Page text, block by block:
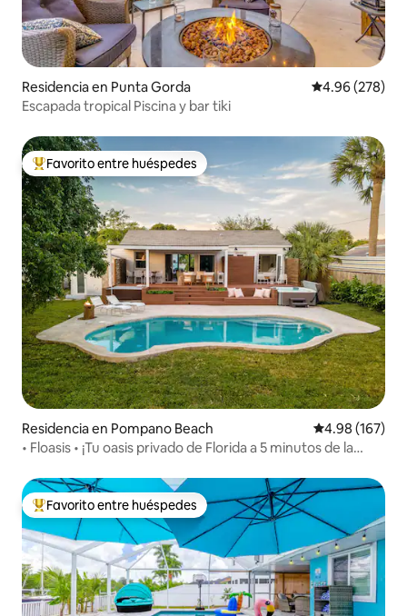
Residencia en Punta Gorda Calificación
4.96 (278)
Escapada tropical Piscina y bar tiki
De los mejores en Favorito entre huéspedes
Favorito entre huéspedes
Residencia en Pompano Beach Calificación
4.98 (167)
• Floasis • ¡Tu oasis privado de Florida a 5 minutos de la
De los mejores en Favorito entre huéspedes
Favorito entre huéspedes